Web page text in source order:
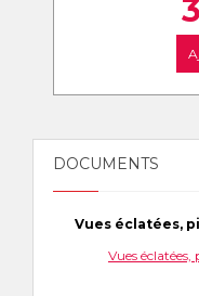
DOCUMENTS
Vues éclatées,
Vues éclatées,